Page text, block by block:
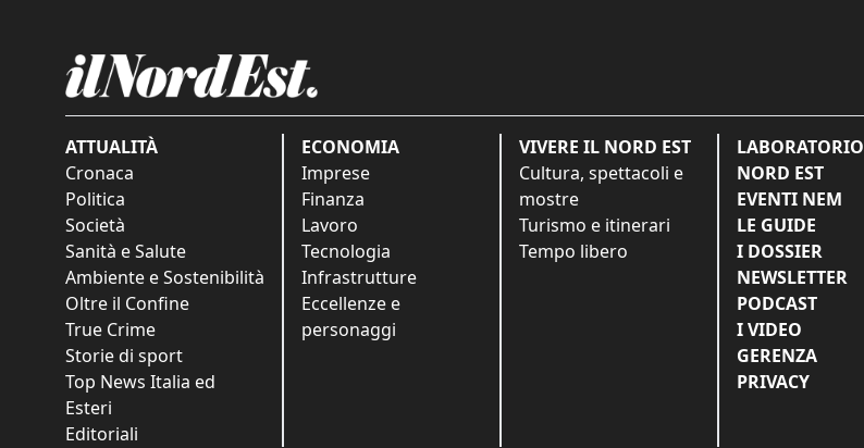
ATTUALITÀ
Cronaca
Politica
Società
Sanità e Salute
Ambiente e Sostenibilità
Oltre il Confine
True Crime
Storie di sport
Top News Italia ed
Esteri
Editoriali
ECONOMIA
Imprese
Finanza
Lavoro
Tecnologia
Infrastrutture
Eccellenze e
personaggi
VIVERE IL NORD EST
Cultura, spettacoli e
mostre
Turismo e itinerari
Tempo libero
LABORATORIO
NORD EST
EVENTI NEM
LE GUIDE
I DOSSIER
NEWSLETTER
PODCAST
I VIDEO
GERENZA
PRIVACY